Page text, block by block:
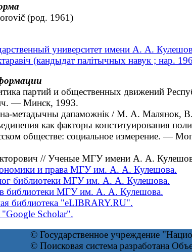
(род. 1961)
университет имени А. А.
(кандыдат палітычных навук ; нар.
партий и общественных движений
— Минск, 1993.
метадычны дапаможнік / М. А. Малянок,
как факторы конституирования
обществе: социальное измерение.
// Ученые МГУ имени А. А.
и права МГУ им. А. А. Кулешова.
библиотеки МГУ им. А. А. Кулешова.
библиотеки МГУ им. А. А. Кулешова.
библиотека "eLIBRARY.RU".
"Google Scholar".
© Государственное учреждение
© Поисковая система разработана